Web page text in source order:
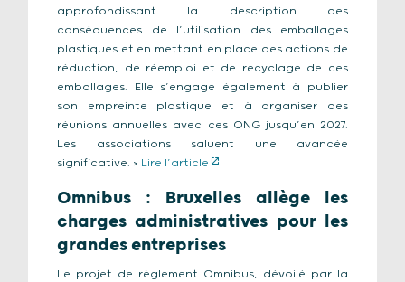
approfondissant la description des
conséquences de l’utilisation des emballages
plastiques et en mettant en place des actions de
réduction, de réemploi et de recyclage de ces
emballages. Elle s’engage également à publier
son empreinte plastique et à organiser des
réunions annuelles avec ces ONG jusqu’en 2027.
Les associations saluent une avancée
significative. > Lire l’article
Omnibus : Bruxelles allège les
charges administratives pour les
grandes entreprises
Le projet de règlement Omnibus, dévoilé par la